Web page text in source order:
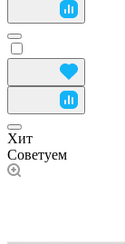
Хит
Советуем